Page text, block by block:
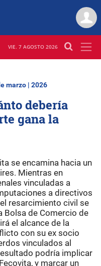
VIE. 7 AGOSTO 2026
marzo | 2026
debería
gana la
se encamina hacia un
Mientras en
vinculadas a
a directivos
resarcimiento civil se
Bolsa de Comercio de
el alcance de la
con su ex socio
vinculados al
podría implicar
y marcar un